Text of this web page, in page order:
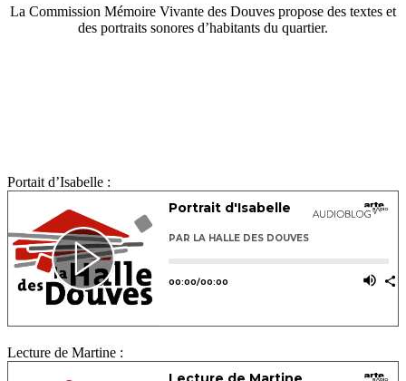
La Commission Mémoire Vivante des Douves propose des textes et
des portraits sonores d’habitants du quartier.
Portait d’Isabelle :
Lecture de Martine :